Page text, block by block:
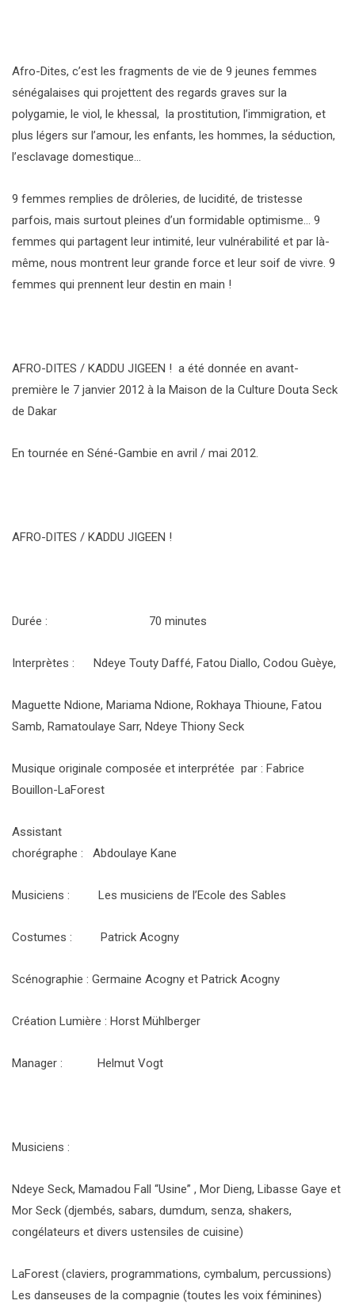
Afro-Dites, c’est les fragments de vie de 9 jeunes femmes
sénégalaises qui projettent des regards graves sur la
polygamie, le viol, le khessal, la prostitution, l’immigration, et
plus légers sur l’amour, les enfants, les hommes, la séduction,
l’esclavage domestique…
9 femmes remplies de drôleries, de lucidité, de tristesse
parfois, mais surtout pleines d’un formidable optimisme… 9
femmes qui partagent leur intimité, leur vulnérabilité et par là-
même, nous montrent leur grande force et leur soif de vivre. 9
femmes qui prennent leur destin en main !
AFRO-DITES / KADDU JIGEEN ! a été donnée en avant-
première le 7 janvier 2012 à la Maison de la Culture Douta Seck
de Dakar
En tournée en Séné-Gambie en avril / mai 2012.
AFRO-DITES / KADDU JIGEEN !
Durée : 70 minutes
Interprètes : Ndeye Touty Daffé, Fatou Diallo, Codou Guèye,
Maguette Ndione, Mariama Ndione, Rokhaya Thioune, Fatou
Samb, Ramatoulaye Sarr, Ndeye Thiony Seck
Musique originale composée et interprétée par : Fabrice
Bouillon-LaForest
Assistant
chorégraphe : Abdoulaye Kane
Musiciens : Les musiciens de l’Ecole des Sables
Costumes : Patrick Acogny
Scénographie : Germaine Acogny et Patrick Acogny
Création Lumière : Horst Mühlberger
Manager : Helmut Vogt
Musiciens :
Ndeye Seck, Mamadou Fall “Usine” , Mor Dieng, Libasse Gaye et
Mor Seck (djembés, sabars, dumdum, senza, shakers,
congélateurs et divers ustensiles de cuisine)
LaForest (claviers, programmations, cymbalum, percussions)
Les danseuses de la compagnie (toutes les voix féminines)